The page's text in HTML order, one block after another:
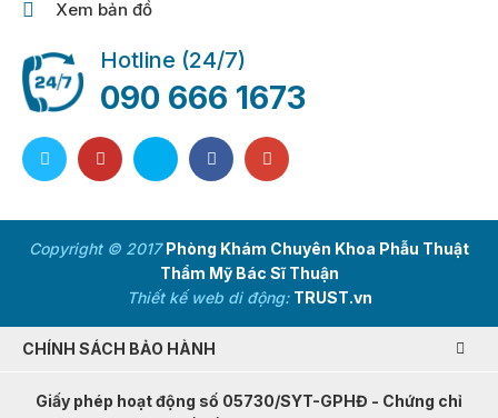
Xem bản đồ
Hotline (24/7)
090 666 1673
Copyright © 2017Phòng Khám Chuyên Khoa Phẫu Thuật
Thẩm Mỹ Bác Sĩ Thuận
Thiết kế web di động: TRUST.vn
CHÍNH SÁCH BẢO HÀNH
Giấy phép hoạt động số 05730/SYT-GPHĐ - Chứng chỉ